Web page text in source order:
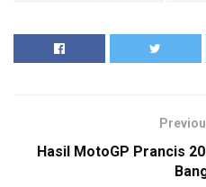
Hasil MotoGP Prancis